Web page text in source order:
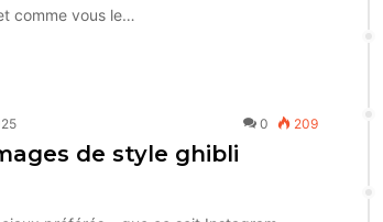
comme vous le…
0 209
de style ghibli